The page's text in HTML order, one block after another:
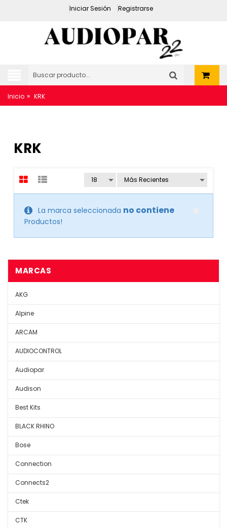
Iniciar Sesión Registrarse
Inicio » KRK
KRK
La marca seleccionada no contiene
Productos!
MARCAS
AKG
Alpine
ARCAM
AUDIOCONTROL
Audiopar
Audison
Best Kits
BLACK RHINO
Bose
Connection
Connects2
Ctek
CTK